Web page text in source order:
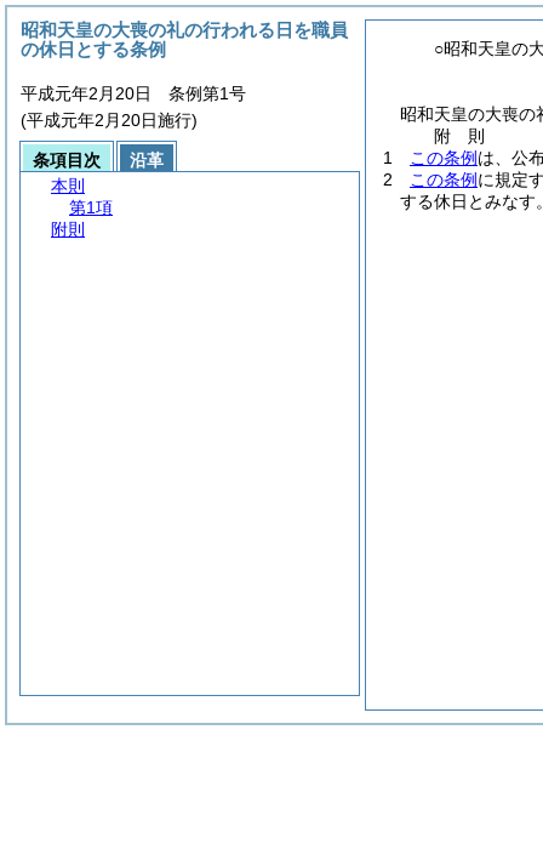
○昭和天皇の
昭和天皇の大喪の
附 則
1
この条例 は、公
2
この条例 に規定
する休日とみなす
昭和天皇の大喪の礼の行われる日を職員
の休日とする条例
平成元年2月20日 条例第1号
(平成元年2月20日施行)
条項目次
沿革
本則
第1項
附則